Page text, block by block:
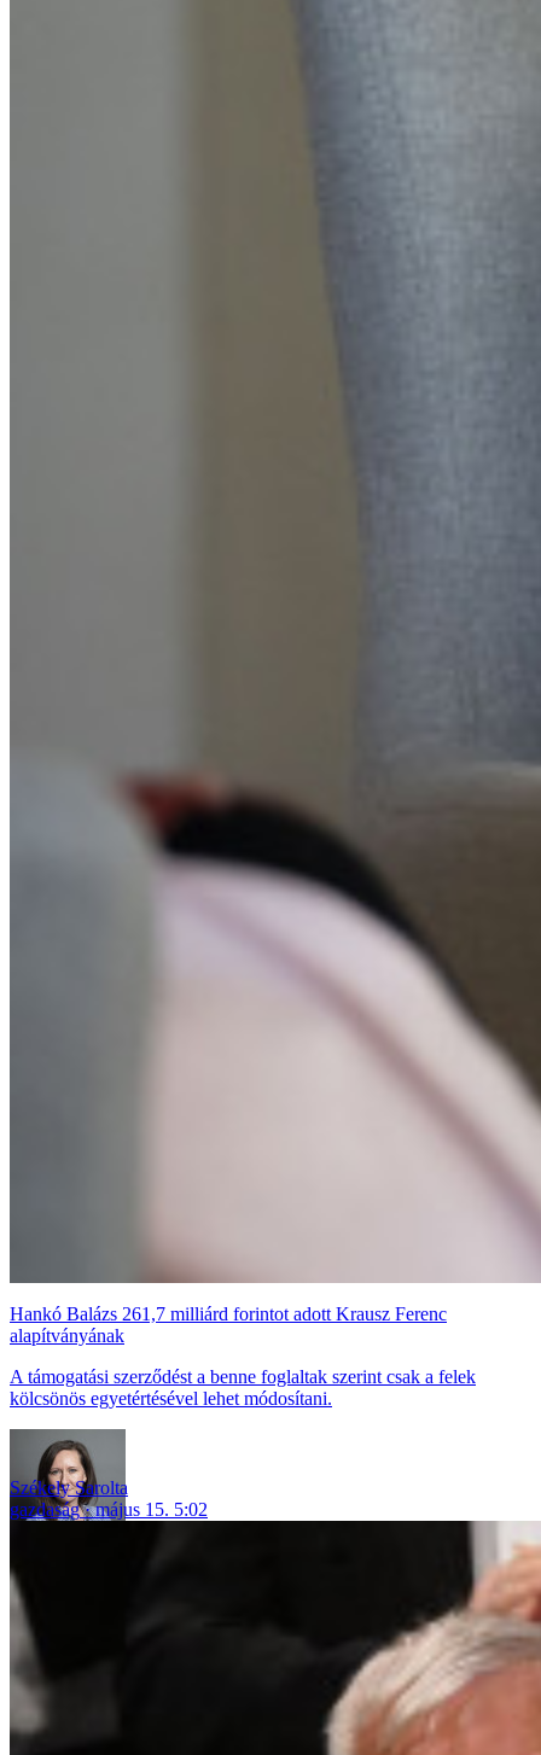
Hankó Balázs 261,7 milliárd forintot adott Krausz Ferenc
alapítványának
A támogatási szerződést a benne foglaltak szerint csak a felek
kölcsönös egyetértésével lehet módosítani.
Székely Sarolta
gazdaság
május 15. 5:02